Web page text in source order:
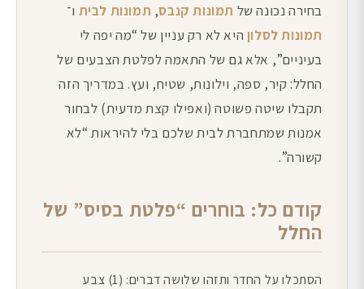
בחירה נכונה של תמונות קנבס, תמונות לבית ו־
תמונות לסלון היא לא רק עניין של “מה יפה לי
בעיניים”, אלא גם של התאמה לפלטת הצבעים של
החלל: קיר, ספה, וילונות, שטיח, ועץ. במדריך הזה
תקבלו שיטה פשוטה (ואפילו קצת מדעית) לבחור
אמנות שמתחברת לבית שלכם בלי להיראות “לא
קשורה”.
קודם כל: בוחרים “פלטת בסיס” של
החלל
הסתכלו על החדר ותזהו שלושה דברים: (1) צבע